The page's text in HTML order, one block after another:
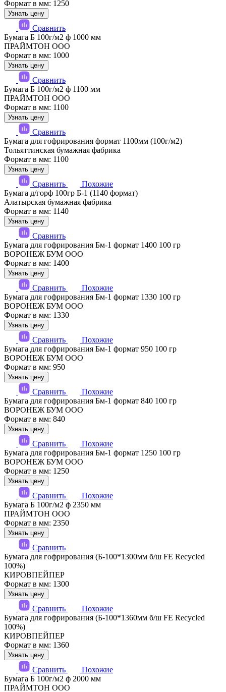
Формат в мм: 1250
Узнать цену
Сравнить
Бумага Б 100г/м2 ф 1000 мм
ПРАЙМТОН ООО
Формат в мм: 1000
Узнать цену
Сравнить
Бумага Б 100г/м2 ф 1100 мм
ПРАЙМТОН ООО
Формат в мм: 1100
Узнать цену
Сравнить
Бумага для гофрирования формат 1100мм (100г/м2)
Тольяттинская бумажная фабрика
Формат в мм: 1100
Узнать цену
Сравнить
Похожие
Бумага д/горф 100гр Б-1 (1140 формат)
Алатырская бумажная фабрика
Формат в мм: 1140
Узнать цену
Сравнить
Бумага для гофрирования Бм-1 формат 1400 100 гр
ВОРОНЕЖ БУМ ООО
Формат в мм: 1400
Узнать цену
Сравнить
Похожие
Бумага для гофрирования Бм-1 формат 1330 100 гр
ВОРОНЕЖ БУМ ООО
Формат в мм: 1330
Узнать цену
Сравнить
Похожие
Бумага для гофрирования Бм-1 формат 950 100 гр
ВОРОНЕЖ БУМ ООО
Формат в мм: 950
Узнать цену
Сравнить
Похожие
Бумага для гофрирования Бм-1 формат 840 100 гр
ВОРОНЕЖ БУМ ООО
Формат в мм: 840
Узнать цену
Сравнить
Похожие
Бумага для гофрирования Бм-1 формат 1250 100 гр
ВОРОНЕЖ БУМ ООО
Формат в мм: 1250
Узнать цену
Сравнить
Похожие
Бумага Б 100г/м2 ф 2350 мм
ПРАЙМТОН ООО
Формат в мм: 2350
Узнать цену
Сравнить
Бумага для гофрирования (Б-100*1300мм б/ш FE Recycled
100%)
КИРОВПЕЙПЕР
Формат в мм: 1300
Узнать цену
Сравнить
Похожие
Бумага для гофрирования (Б-100*1360мм б/ш FE Recycled
100%)
КИРОВПЕЙПЕР
Формат в мм: 1360
Узнать цену
Сравнить
Похожие
Бумага Б 100г/м2 ф 2000 мм
ПРАЙМТОН ООО